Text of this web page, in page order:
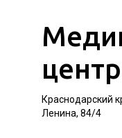
центр
Краснодарский
Ленина, 84/4